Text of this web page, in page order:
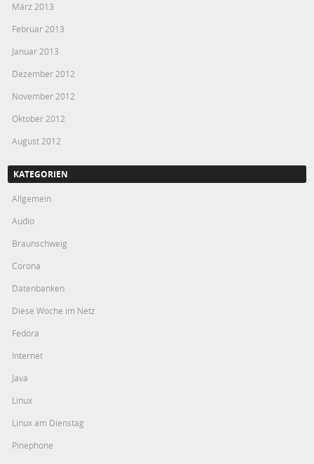
März 2013
Februar 2013
Januar 2013
Dezember 2012
November 2012
Oktober 2012
August 2012
KATEGORIEN
Allgemein
Audio
Braunschweig
Corona
Datenbanken
Diese Woche im Netz
Fedora
Internet
Java
Linux
Linux am Dienstag
Pinephone